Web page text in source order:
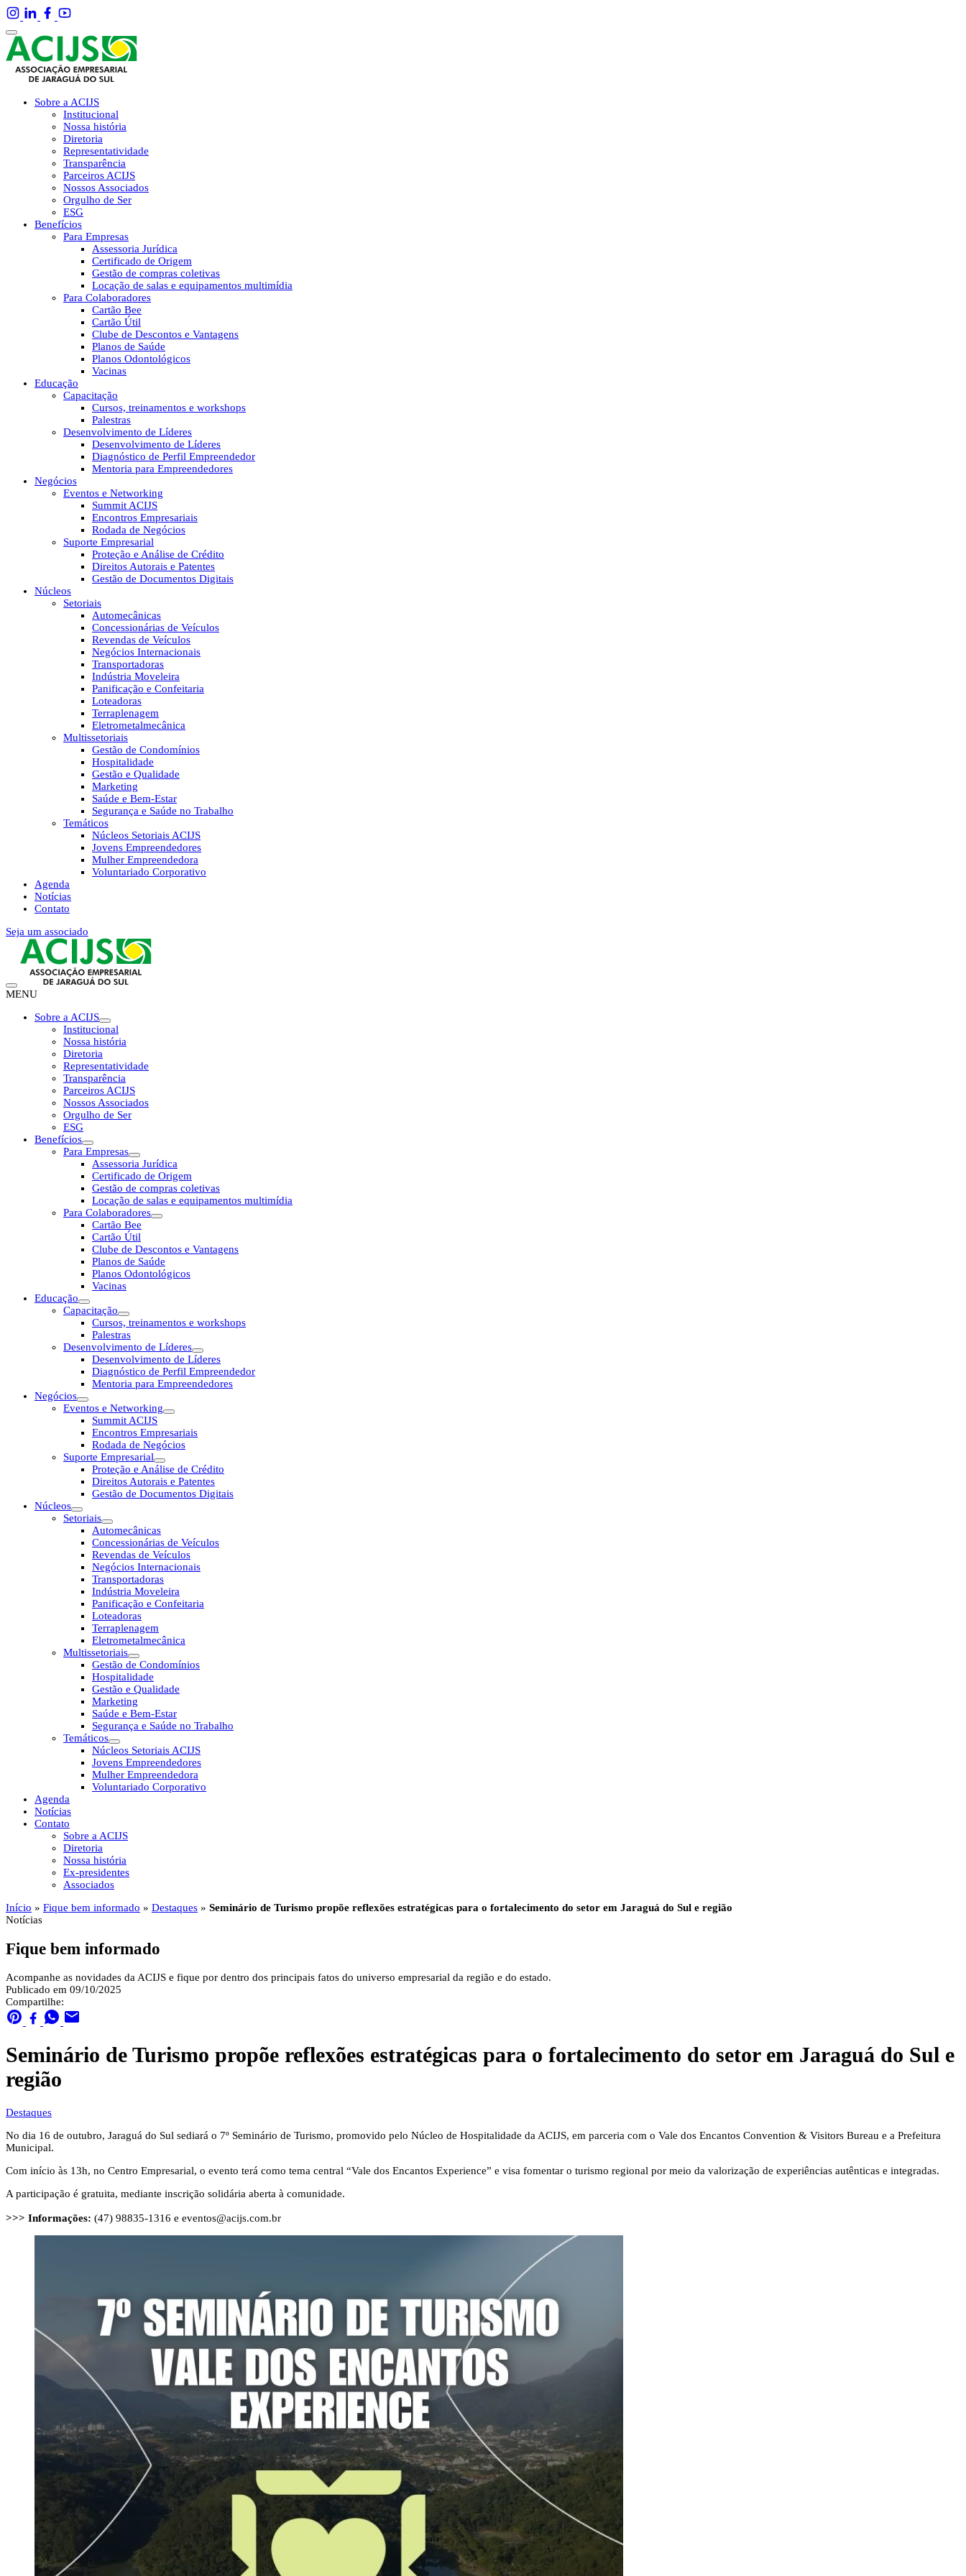
Sobre a ACIJS
Institucional
Nossa história
Diretoria
Representatividade
Transparência
Parceiros ACIJS
Nossos Associados
Orgulho de Ser
ESG
Benefícios
Para Empresas
Assessoria Jurídica
Certificado de Origem
Gestão de compras coletivas
Locação de salas e equipamentos multimídia
Para Colaboradores
Cartão Bee
Cartão Útil
Clube de Descontos e Vantagens
Planos de Saúde
Planos Odontológicos
Vacinas
Educação
Capacitação
Cursos, treinamentos e workshops
Palestras
Desenvolvimento de Líderes
Desenvolvimento de Líderes
Diagnóstico de Perfil Empreendedor
Mentoria para Empreendedores
Negócios
Eventos e Networking
Summit ACIJS
Encontros Empresariais
Rodada de Negócios
Suporte Empresarial
Proteção e Análise de Crédito
Direitos Autorais e Patentes
Gestão de Documentos Digitais
Núcleos
Setoriais
Automecânicas
Concessionárias de Veículos
Revendas de Veículos
Negócios Internacionais
Transportadoras
Indústria Moveleira
Panificação e Confeitaria
Loteadoras
Terraplenagem
Eletrometalmecânica
Multissetoriais
Gestão de Condomínios
Hospitalidade
Gestão e Qualidade
Marketing
Saúde e Bem-Estar
Segurança e Saúde no Trabalho
Temáticos
Núcleos Setoriais ACIJS
Jovens Empreendedores
Mulher Empreendedora
Voluntariado Corporativo
Agenda
Notícias
Contato
Seja um associado
MENU
Sobre a ACIJS
Institucional
Nossa história
Diretoria
Representatividade
Transparência
Parceiros ACIJS
Nossos Associados
Orgulho de Ser
ESG
Benefícios
Para Empresas
Assessoria Jurídica
Certificado de Origem
Gestão de compras coletivas
Locação de salas e equipamentos multimídia
Para Colaboradores
Cartão Bee
Cartão Útil
Clube de Descontos e Vantagens
Planos de Saúde
Planos Odontológicos
Vacinas
Educação
Capacitação
Cursos, treinamentos e workshops
Palestras
Desenvolvimento de Líderes
Desenvolvimento de Líderes
Diagnóstico de Perfil Empreendedor
Mentoria para Empreendedores
Negócios
Eventos e Networking
Summit ACIJS
Encontros Empresariais
Rodada de Negócios
Suporte Empresarial
Proteção e Análise de Crédito
Direitos Autorais e Patentes
Gestão de Documentos Digitais
Núcleos
Setoriais
Automecânicas
Concessionárias de Veículos
Revendas de Veículos
Negócios Internacionais
Transportadoras
Indústria Moveleira
Panificação e Confeitaria
Loteadoras
Terraplenagem
Eletrometalmecânica
Multissetoriais
Gestão de Condomínios
Hospitalidade
Gestão e Qualidade
Marketing
Saúde e Bem-Estar
Segurança e Saúde no Trabalho
Temáticos
Núcleos Setoriais ACIJS
Jovens Empreendedores
Mulher Empreendedora
Voluntariado Corporativo
Agenda
Notícias
Contato
Sobre a ACIJS
Diretoria
Nossa história
Ex-presidentes
Associados
Início » Fique bem informado » Destaques » Seminário de Turismo propõe reflexões estratégicas para o fortalecimento do setor em Jaraguá do Sul e região
Notícias
Fique bem informado
Acompanhe as novidades da ACIJS e fique por dentro dos principais fatos do universo empresarial da região e do estado.
Publicado em 09/10/2025
Compartilhe:
Seminário de Turismo propõe reflexões estratégicas para o fortalecimento do setor em Jaraguá do Sul e
região
Destaques
No dia 16 de outubro, Jaraguá do Sul sediará o 7º Seminário de Turismo, promovido pelo Núcleo de Hospitalidade da ACIJS, em parceria com o Vale dos Encantos Convention & Visitors Bureau e a Prefeitura
Municipal.
Com início às 13h, no Centro Empresarial, o evento terá como tema central “Vale dos Encantos Experience” e visa fomentar o turismo regional por meio da valorização de experiências autênticas e integradas.
A participação é gratuita, mediante inscrição solidária aberta à comunidade.
>>> Informações: (47) 98835-1316 e eventos@acijs.com.br